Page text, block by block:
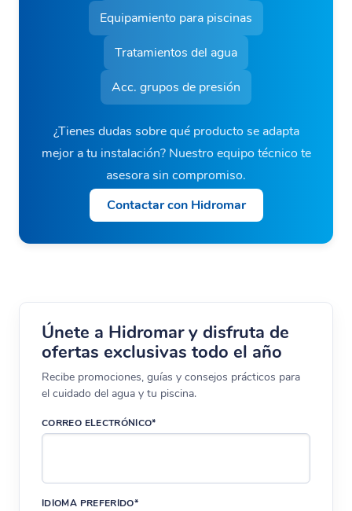
Equipamiento para piscinas
Tratamientos del agua
Acc. grupos de presión
¿Tienes dudas sobre qué producto se adapta
mejor a tu instalación? Nuestro equipo técnico te
asesora sin compromiso.
Contactar con Hidromar
Únete a Hidromar y disfruta de
ofertas exclusivas todo el año
Recibe promociones, guías y consejos prácticos para
el cuidado del agua y tu piscina.
CORREO ELECTRÓNICO*
IDIOMA PREFERIDO*